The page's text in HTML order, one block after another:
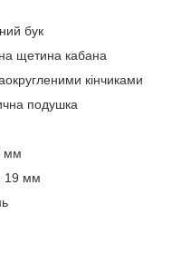
бук
щетина кабана
кінчиками
подушка
мм
19 мм